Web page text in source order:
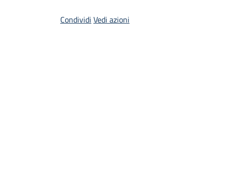
Condividi Vedi azioni